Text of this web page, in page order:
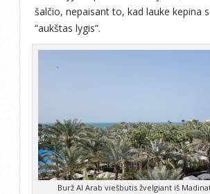
šalčio, nepaisant to, kad lauke kepina
“aukštas lygis”.
Burž Al Arab viešbutis žvelgiant iš